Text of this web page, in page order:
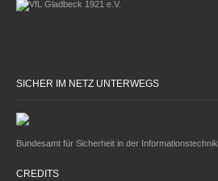
SICHER IM NETZ UNTERWEGS
Bundesamt für Sicherheit in der Informationstechnik
CREDITS